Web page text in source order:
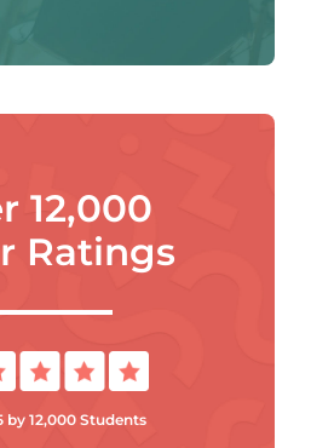
12,000
Ratings
by 12,000 Students